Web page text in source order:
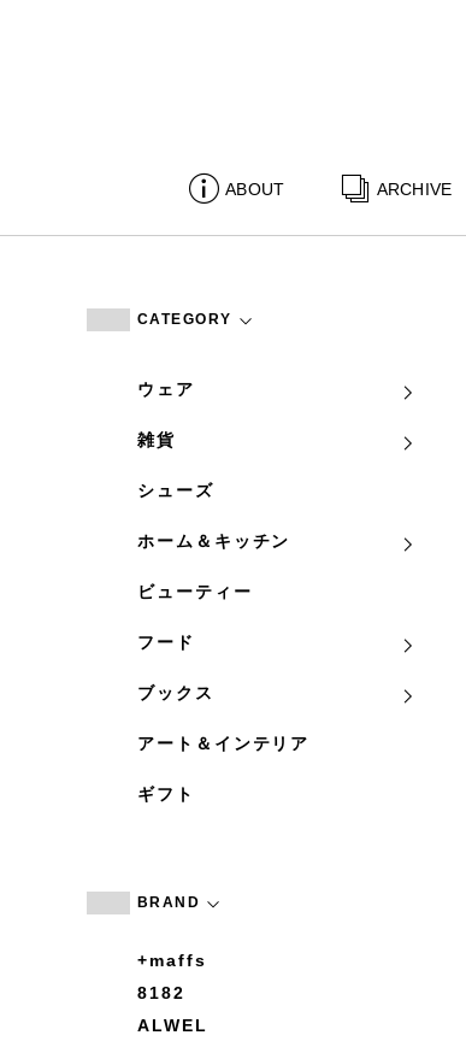
ABOUT ARCHIVE
CATEGORY
ウェア
雑貨
シューズ
ホーム＆キッチン
ビューティー
フード
ブックス
アート＆インテリア
ギフト
BRAND
+maffs
8182
ALWEL